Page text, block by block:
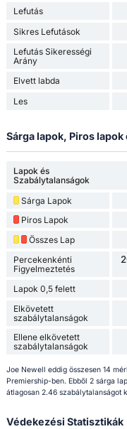
Lefutás
Sikres Lefutások
Lefutás Sikerességi
Arány
Elvett labda
Les
Sárga lapok, Piros
Lapok és
Szabálytalanságok
Sárga Lapok
Piros Lapok
Összes Lap
Percekenkénti
Figyelmeztetés
Lapok 0,5 felett
Elkövetett
szabálytalanságok
Ellene elkövetett
szabálytalanságok
Joe Newell eddig összesen 14
Premiership-ben. Ebből 2 sárga
átlagosan 2.46 szabálytalanságot
Védekezési Statisztikák